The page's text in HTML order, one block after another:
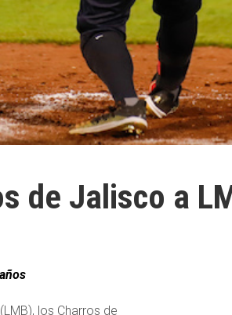
de Jalisco a
los Charros de